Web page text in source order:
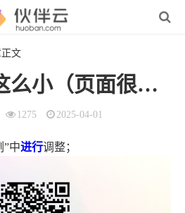
文
为什么页面这么小（页面很小怎么
1275 2025-04-01
”中进行调整；